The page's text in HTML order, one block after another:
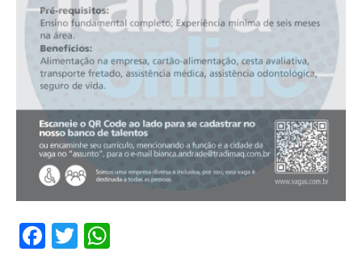
Facebook
Twitter